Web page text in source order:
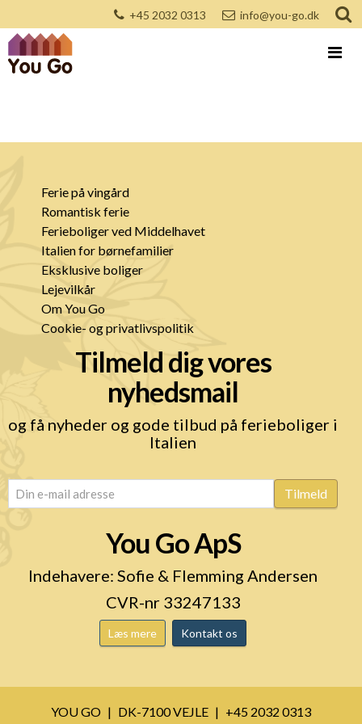
+45 2032 0313 info@you-go.dk
Ferie på vingård
Romantisk ferie
Ferieboliger ved Middelhavet
Italien for børnefamilier
Eksklusive boliger
Lejevilkår
Om You Go
Cookie- og privatlivspolitik
Tilmeld dig vores
nyhedsmail
og få nyheder og gode tilbud på ferieboliger i
Italien
email (Påkrævet) Tilmeld
You Go ApS
Indehavere: Sofie & Flemming Andersen
CVR-nr 33247133
Læs mere Kontakt os
YOU GO DK-7100 VEJLE
+45 2032 0313